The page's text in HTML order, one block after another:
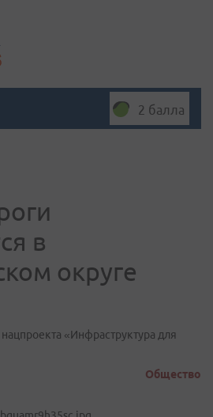
2 балла
в
округе
«Инфраструктура для
Общество